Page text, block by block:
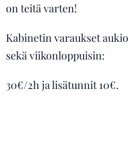
on teitä varten!
Kabinetin varaukset
sekä viikonloppuisin:
30€/2h ja lisätunnit 10€.